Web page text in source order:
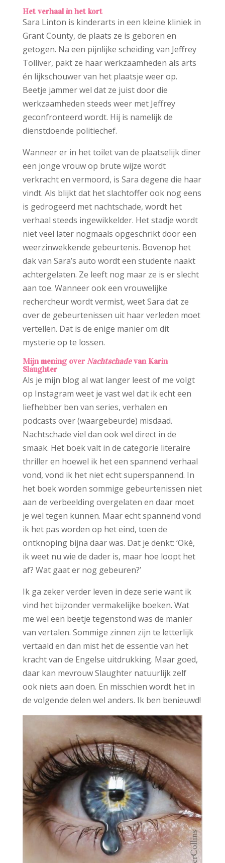
Het verhaal in het kort
Sara Linton is kinderarts in een kleine kliniek in
Grant County, de plaats ze is geboren en
getogen. Na een pijnlijke scheiding van Jeffrey
Tolliver, pakt ze haar werkzaamheden als arts
én lijkschouwer van het plaatsje weer op.
Beetje jammer wel dat ze juist door die
werkzaamheden steeds weer met Jeffrey
geconfronteerd wordt. Hij is namelijk de
dienstdoende politiechef.
Wanneer er in het toilet van de plaatselijk diner
een jonge vrouw op brute wijze wordt
verkracht en vermoord, is Sara degene die haar
vindt. Als blijkt dat het slachtoffer ook nog eens
is gedrogeerd met nachtschade, wordt het
verhaal steeds ingewikkelder. Het stadje wordt
niet veel later nogmaals opgeschrikt door een
weerzinwekkende gebeurtenis. Bovenop het
dak van Sara’s auto wordt een studente naakt
achtergelaten. Ze leeft nog maar ze is er slecht
aan toe. Wanneer ook een vrouwelijke
rechercheur wordt vermist, weet Sara dat ze
over de gebeurtenissen uit haar verleden moet
vertellen. Dat is de enige manier om dit
mysterie op te lossen.
Mijn mening over Nachtschade van Karin
Slaughter
Als je mijn blog al wat langer leest of me volgt
op Instagram weet je vast wel dat ik echt een
liefhebber ben van series, verhalen en
podcasts over (waargebeurde) misdaad.
Nachtschade viel dan ook wel direct in de
smaak. Het boek valt in de categorie literaire
thriller en hoewel ik het een spannend verhaal
vond, vond ik het niet echt superspannend. In
het boek worden sommige gebeurtenissen niet
aan de verbeelding overgelaten en daar moet
je wel tegen kunnen. Maar echt spannend vond
ik het pas worden op het eind, toen de
ontknoping bijna daar was. Dat je denkt: ‘Oké,
ik weet nu wie de dader is, maar hoe loopt het
af? Wat gaat er nog gebeuren?’
Ik ga zeker verder leven in deze serie want ik
vind het bijzonder vermakelijke boeken. Wat
me wel een beetje tegenstond was de manier
van vertalen. Sommige zinnen zijn te letterlijk
vertaald en dan mist het de essentie van het
kracht van de Engelse uitdrukking. Maar goed,
daar kan mevrouw Slaughter natuurlijk zelf
ook niets aan doen. En misschien wordt het in
de volgende delen wel anders. Ik ben benieuwd!